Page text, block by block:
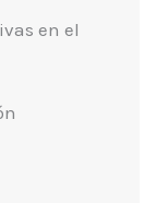
en el